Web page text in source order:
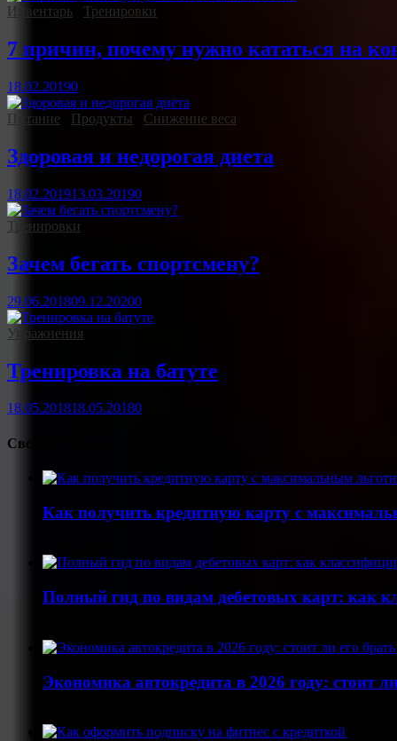
Инвентарь Тренировки
7 причин, почему нужно кататься на
18.02.20190
Питание Продукты Снижение веса
Здоровая и недорогая диета
18.02.201913.03.20190
Тренировки
Зачем бегать спортсмену?
29.06.201809.12.20200
Упражнения
Тренировка на батуте
18.05.201818.05.20180
Свежие статьи
Как получить кредитную карту с
Полный гид по видам дебетовых карт: как
Экономика автокредита в 2026 году: стоит